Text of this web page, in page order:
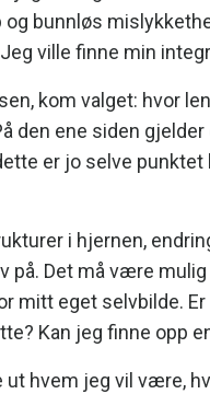
bunnløs
ville finne min
kom valget: hvor
den ene siden
er jo selve punktet
i hjernen,
på. Det må være
mitt eget selvbilde.
Kan jeg finne opp
hvem jeg vil være,